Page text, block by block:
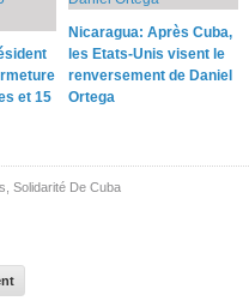
et 15
Nicaragua: Après Cuba,
les Etats-Unis visent le
renversement de Daniel
Ortega
Solidarité De Cuba